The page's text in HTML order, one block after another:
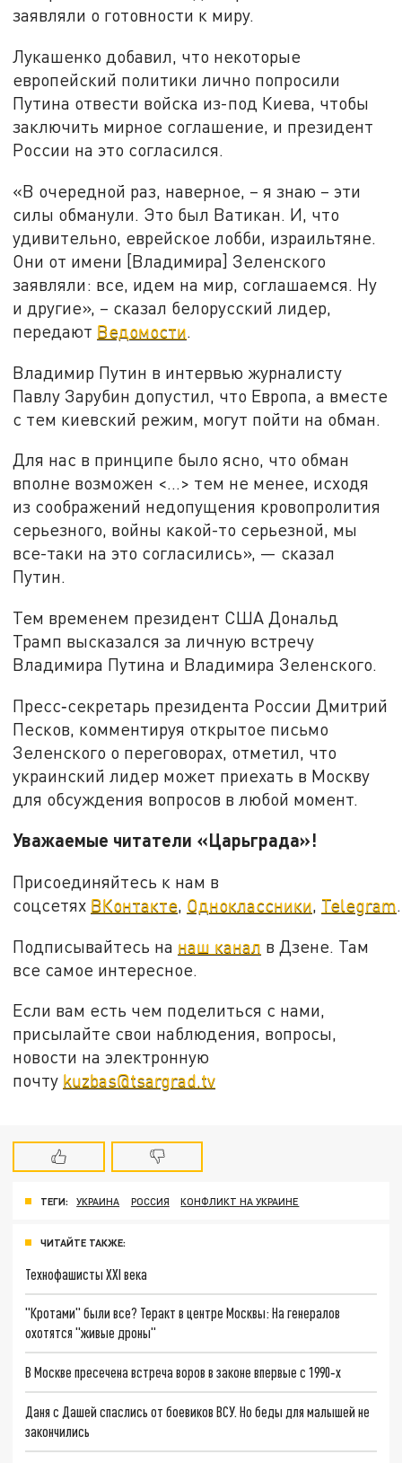
заявляли о готовности к миру.
Лукашенко добавил, что некоторые
европейский политики лично попросили
Путина отвести войска из-под Киева, чтобы
заключить мирное соглашение, и президент
России на это согласился.
«В очередной раз, наверное, – я знаю – эти
силы обманули. Это был Ватикан. И, что
удивительно, еврейское лобби, израильтяне.
Они от имени [Владимира] Зеленского
заявляли: все, идем на мир, соглашаемся. Ну
и другие», – сказал белорусский лидер,
передают Ведомости.
Владимир Путин в интервью журналисту
Павлу Зарубин допустил, что Европа, а вместе
с тем киевский режим, могут пойти на обман.
Для нас в принципе было ясно, что обман
вполне возможен <...> тем не менее, исходя
из соображений недопущения кровопролития
серьезного, войны какой-то серьезной, мы
все-таки на это согласились», — сказал
Путин.
Тем временем президент США Дональд
Трамп высказался за личную встречу
Владимира Путина и Владимира Зеленского.
Пресс‑секретарь президента России Дмитрий
Песков, комментируя открытое письмо
Зеленского о переговорах, отметил, что
украинский лидер может приехать в Москву
для обсуждения вопросов в любой момент.
Уважаемые читатели «Царьграда»!
Присоединяйтесь к нам в
соцсетях ВКонтакте, Одноклассники, Telegram.
Подписывайтесь на наш канал в Дзене. Там
все самое интересное.
Если вам есть чем поделиться с нами,
присылайте свои наблюдения, вопросы,
новости на электронную
почту kuzbas@tsargrad.tv
ТЕГИ: УКРАИНА РОССИЯ КОНФЛИКТ НА УКРАИНЕ
ЧИТАЙТЕ ТАКЖЕ:
Технофашисты XXI века
"Кротами" были все? Теракт в центре Москвы: На генералов
охотятся "живые дроны"
В Москве пресечена встреча воров в законе впервые с 1990‑х
Даня с Дашей спаслись от боевиков ВСУ. Но беды для малышей не
закончились